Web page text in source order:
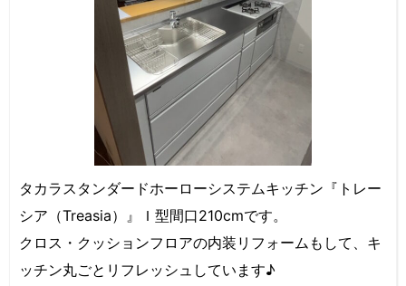
タカラスタンダードホーローシステムキッチン『トレー
シア（Treasia）』Ｉ型間口210cmです。
クロス・クッションフロアの内装リフォームもして、キ
ッチン丸ごとリフレッシュしています♪